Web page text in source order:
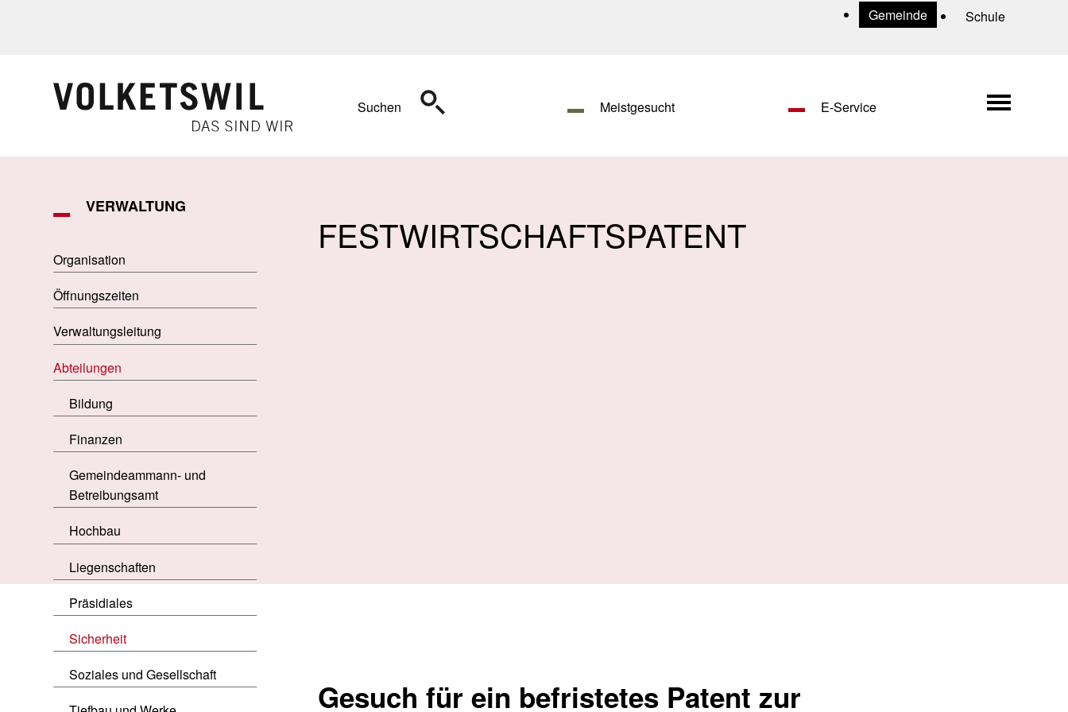
Gemeinde Schule
Suchen Meistgesucht E-Service
VERWALTUNG
Organisation
Öffnungszeiten
Verwaltungsleitung
Abteilungen
Bildung
Finanzen
Gemeindeammann- und
Betreibungsamt
Hochbau
Liegenschaften
Präsidiales
Sicherheit
Soziales und Gesellschaft
FESTWIRTSCHAFTSPATENT
Gesuch für ein befristetes Patent zur